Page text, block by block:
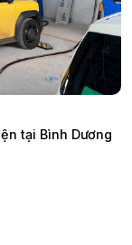
tại Bình Dương